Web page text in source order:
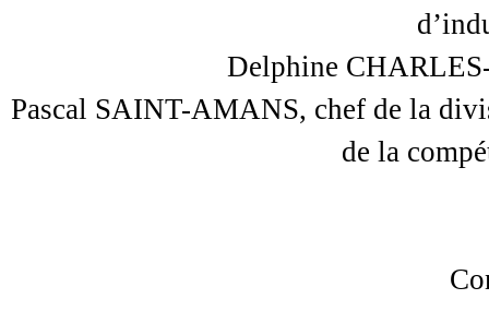
Delphine
Pascal SAINT-AMANS, chef de la
de la